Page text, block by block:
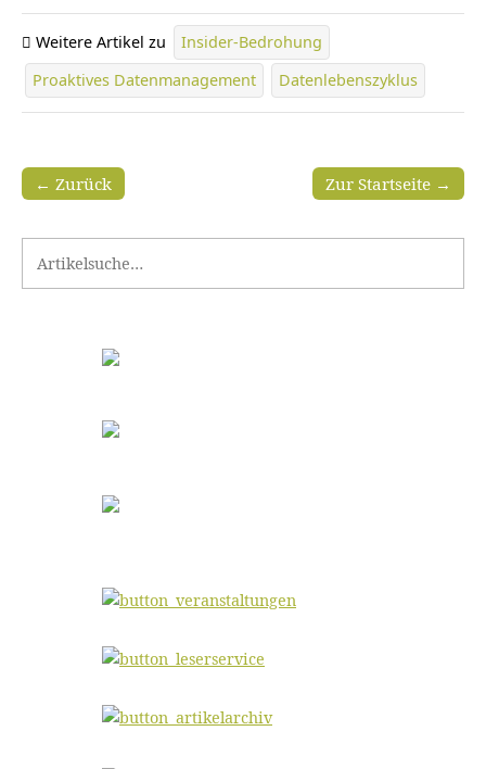
Weitere Artikel zu
Insider-Bedrohung
Proaktives Datenmanagement
Datenlebenszyklus
Zur Startseite →
← Zurück